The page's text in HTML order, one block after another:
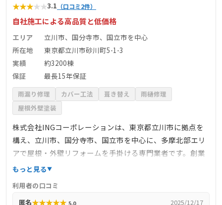
★★★★★3.1 （口コミ2件）
自社施工による高品質と低価格
エリア
立川市、国分寺市、国立市を中心
所在地
東京都立川市砂川町5-1-3
実績
約3200棟
保証
最長15年保証
雨漏り修理 カバー工法 葺き替え
雨樋修理
屋根外壁塗装
株式会社INGコーポレーションは、東京都立川市に拠点を
構え、立川市、国分寺市、国立市を中心に、多摩北部エリ
アで屋根・外壁リフォームを手掛ける専門業者です。創業
以来10年以上にわたり、約3200棟の施工実績を持ち、地域
り、中間マージンを排除し、高品質な施工を適正価格で提
もっと見る
利用者の口コミ
匿名★★★★★ 5.0 2025/12/17